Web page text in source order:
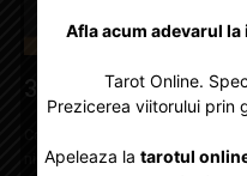
3 moduri in care
Cand am descoperit Tarotul
niciodata tot ce va face
Afla acum adevarul
Tarot Online.
Prezicerea viitorului prin
Apeleaza la tarotul